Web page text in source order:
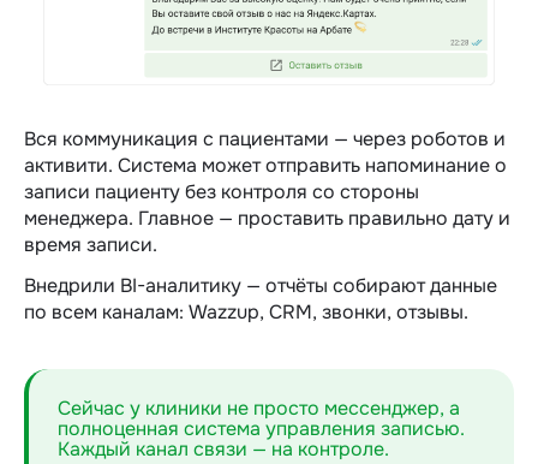
Вся коммуникация с пациентами — через роботов и
активити. Система может отправить напоминание о
записи пациенту без контроля со стороны
менеджера. Главное — проставить правильно дату и
время записи.
Внедрили BI-аналитику — отчёты собирают данные
по всем каналам: Wazzup, CRM, звонки, отзывы.
Сейчас у клиники не просто мессенджер, а
полноценная система управления записью.
Каждый канал связи — на контроле.